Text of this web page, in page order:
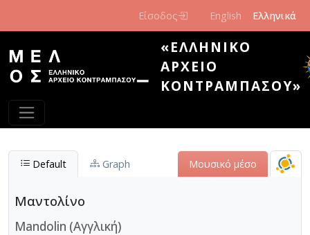
Είσοδος English Ελληνικά
«ΕΛΛΗΝΙΚΌ
ΑΡΧΕΊΟ
ΚΟΝΤΡΑΜΠΆΣΟΥ»
Default Graph Μουσικό μέσο
Μαντολίνο
Mandolin (Αγγλική)